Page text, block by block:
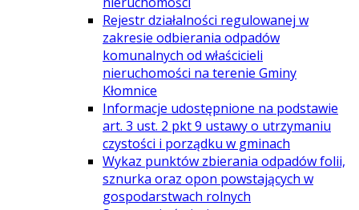
Rejestr działalności regulowanej w
zakresie odbierania odpadów
komunalnych od właścicieli
nieruchomości na terenie Gminy
Kłomnice
Informacje udostępnione na podstawie
art. 3 ust. 2 pkt 9 ustawy o utrzymaniu
czystości i porządku w gminach
Wykaz punktów zbierania odpadów folii,
sznurka oraz opon powstających w
gospodarstwach rolnych